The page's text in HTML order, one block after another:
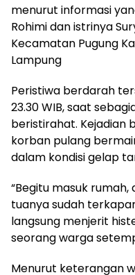
menurut informasi
Rohimi dan istrinya
Kecamatan Pugung
Lampung
Peristiwa berdarah
23.30 WIB, saat
beristirahat. Kejadian
korban pulang
dalam kondisi gelap
“Begitu masuk
tuanya sudah
langsung menjerit
seorang warga
Menurut keterangan